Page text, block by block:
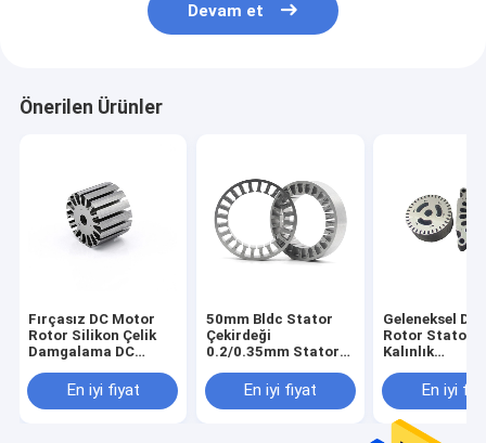
Devam et
Önerilen Ürünler
Fırçasız DC Motor
Rotor Silikon Çelik
Damgalama DC
Mıknatıslı Rotor
En iyi fiyat
50mm Bldc Stator
Çekirdeği
0.2/0.35mm Stator
Jeneratör Rotor
En iyi fiyat
Geleneksel
Rotor Stator
Kalınlık
En iyi